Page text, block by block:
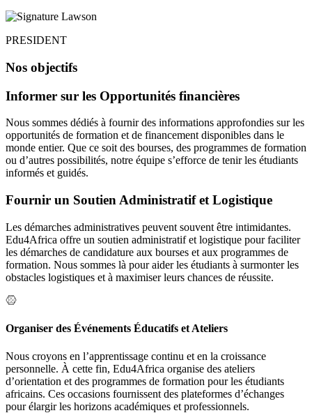
PRESIDENT
Nos objectifs
Informer sur les Opportunités financières
Nous sommes dédiés à fournir des informations approfondies sur les
opportunités de formation et de financement disponibles dans le
monde entier. Que ce soit des bourses, des programmes de formation
ou d’autres possibilités, notre équipe s’efforce de tenir les étudiants
informés et guidés.
Fournir un Soutien Administratif et Logistique
Les démarches administratives peuvent souvent être intimidantes.
Edu4Africa offre un soutien administratif et logistique pour faciliter
les démarches de candidature aux bourses et aux programmes de
formation. Nous sommes là pour aider les étudiants à surmonter les
obstacles logistiques et à maximiser leurs chances de réussite.
Organiser des Événements Éducatifs et Ateliers
Nous croyons en l’apprentissage continu et en la croissance
personnelle. À cette fin, Edu4Africa organise des ateliers
d’orientation et des programmes de formation pour les étudiants
africains. Ces occasions fournissent des plateformes d’échanges
pour élargir les horizons académiques et professionnels.